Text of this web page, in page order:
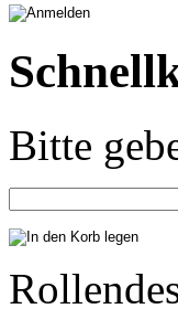
Bitte